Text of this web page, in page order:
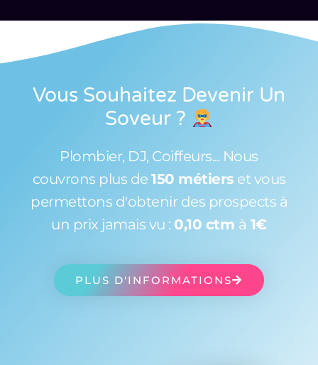
Vous Souhaitez Devenir Un
Soveur ?
Plombier, DJ, Coiffeurs... Nous
couvrons plus de 150 métiers et vous
permettons d'obtenir des prospects à
un prix jamais vu : 0,10 ctm à 1€
PLUS D'INFORMATIONS